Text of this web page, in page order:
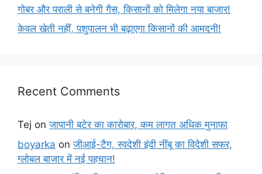
गोबर और पराली से बनेगी गैस, किसानों को मिलेगा नया बाजार!
केवल खेती नहीं, पशुपालन भी बढ़ाएगा किसानों की आमदनी!
Recent Comments
Tej onजापानी बटेर का कारोबार, कम लागत अधिक मुनाफा
boyarka onजीआई-टैग, स्वदेशी इंदी नींबू का विदेशी सफर,
ग्लोबल बाजार में नई पहचान!